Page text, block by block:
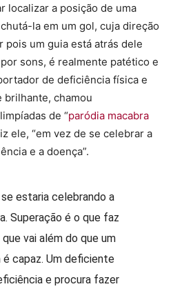
localizar a posição de uma
la em um gol, cuja direção
pois um guia está atrás dele
sons, é realmente patético e
de deficiência física e
brilhante, chamou
de “paródia macabra
ele, “em vez de se celebrar a
e a doença”.
estaria celebrando a
Superação é o que faz
vai além do que um
é capaz. Um deficiente
e procura fazer